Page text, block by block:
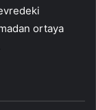
ortaya